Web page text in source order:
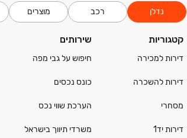
נדלן
קטגוריות
דירות למכירה
דירות להשכרה
מסחרי
דירות יד1
שירותים
חיפוש על גבי מפה
כונס נכסים
הערכת שווי נכס
משרדי תיווך בישראל
רכב מוצרים